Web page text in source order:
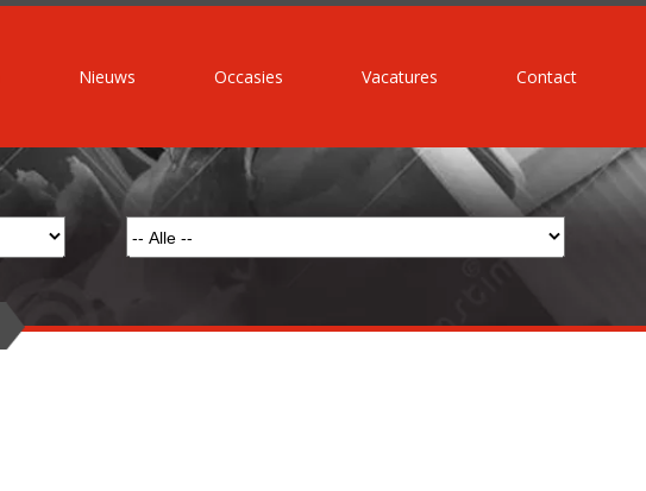
Nieuws Occasies Vacatures Contact